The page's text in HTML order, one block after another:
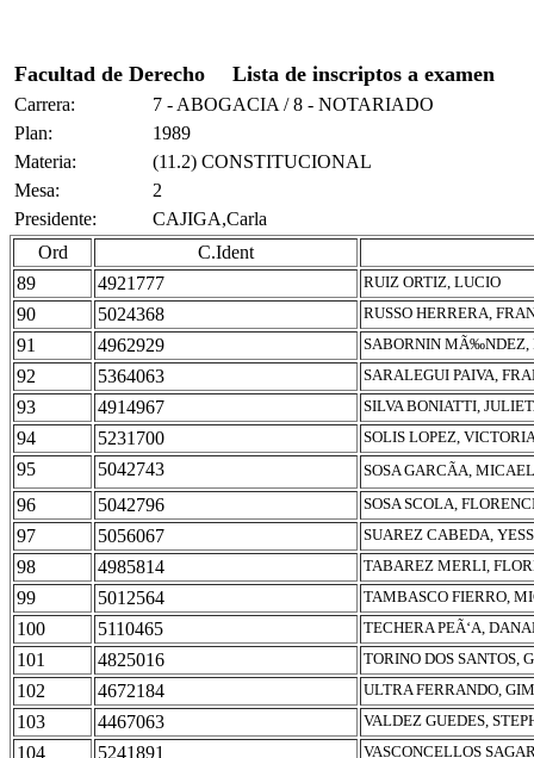
Facultad de Derecho Lista de inscriptos a examen
Carrera:
7 - ABOGACIA / 8 - NOTARIADO
Plan:
1989
Materia:
(11.2) CONSTITUCIONAL
Mesa:
2
Presidente:
CAJIGA,Carla
Ord
C.Ident
89
4921777 RUIZ ORTIZ, LUCIO
90 5024368 RUSSO HERRERA,
91 4962929 SABORNIN MÃ‰NDEZ,
92 5364063 SARALEGUI PAIVA,
93 4914967 SILVA BONIATTI,
94 5231700 SOLIS LOPEZ,
95 5042743 SOSA GARCÃA,
96 5042796 SOSA SCOLA,
97 5056067 SUAREZ CABEDA,
98 4985814 TABAREZ MERLI,
99 5012564 TAMBASCO FIERRO,
100 5110465 TECHERA PEÃ‘A,
101 4825016 TORINO DOS SANTOS,
102 4672184 ULTRA FERRANDO,
103 4467063 VALDEZ GUEDES,
104 5241891 VASCONCELLOS